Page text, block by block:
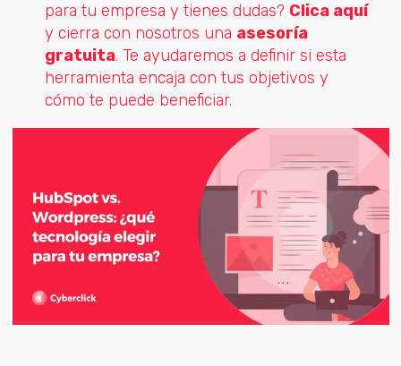
para tu empresa y tienes dudas? Clica aquí
y cierra con nosotros una asesoría
gratuita. Te ayudaremos a definir si esta
herramienta encaja con tus objetivos y
cómo te puede beneficiar.